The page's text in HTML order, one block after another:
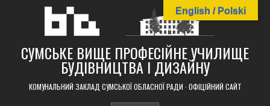
СУМСЬКЕ ВИЩЕ ПРОФЕСІЙНЕ УЧИЛИЩЕ
БУДІВНИЦТВА І ДИЗАЙНУ
КОМУНАЛЬНИЙ ЗАКЛАД СУМСЬКОЇ ОБЛАСНОЇ РАДИ · ОФІЦІЙНИЙ САЙТ
English / Polski